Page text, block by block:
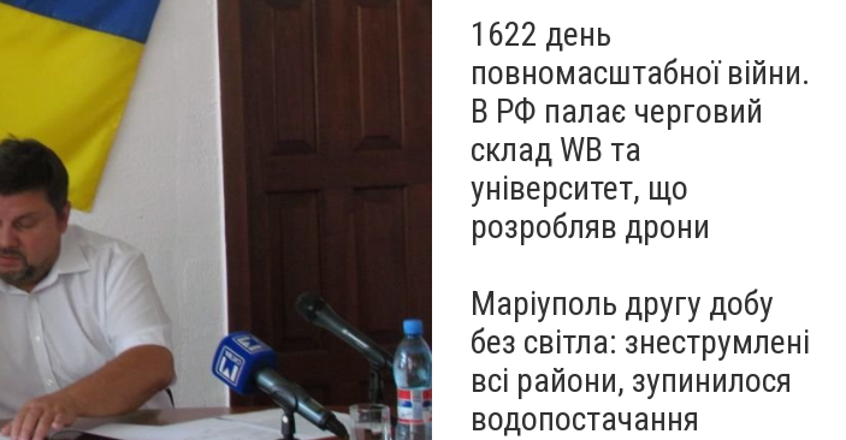
1622 день
повномасштабної війни.
В РФ палає черговий
склад WB та
університет, що
розробляв дрони
Маріуполь другу добу
без світла: знеструмлені
всі райони, зупинилося
водопостачання